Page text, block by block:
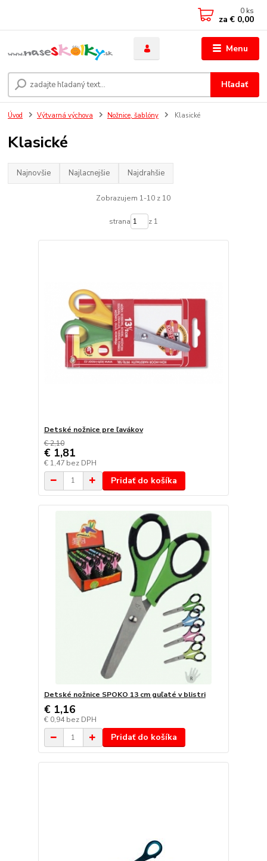
Menu
Hľadať
0 ks
za € 0,00
Úvod Výtvarná výchova Nožnice, šablóny Klasické
Klasické
Najnovšie Najlacnejšie Najdrahšie
Zobrazujem 1-10 z 10
strana z 1
Detské nožnice pre ľavákov
€ 2,10
€ 1,81
€ 1,47 bez DPH
Pridať do košíka
Detské nožnice SPOKO 13 cm guľaté v blistri
€ 1,16
€ 0,94bez DPH
Pridať do košíka